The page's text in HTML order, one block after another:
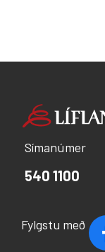
Símanúmer
540 1100
Fylgstu með